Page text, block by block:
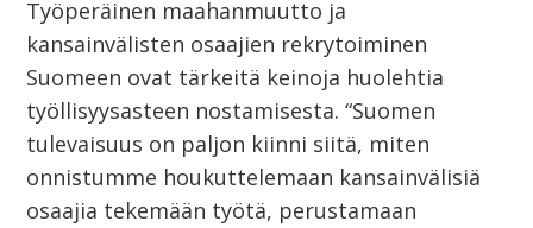
Työperäinen maahanmuutto ja
kansainvälisten osaajien rekrytoiminen
Suomeen ovat tärkeitä keinoja huolehtia
työllisyysasteen nostamisesta. “Suomen
tulevaisuus on paljon kiinni siitä, miten
onnistumme houkuttelemaan kansainvälisiä
osaajia tekemään työtä, perustamaan